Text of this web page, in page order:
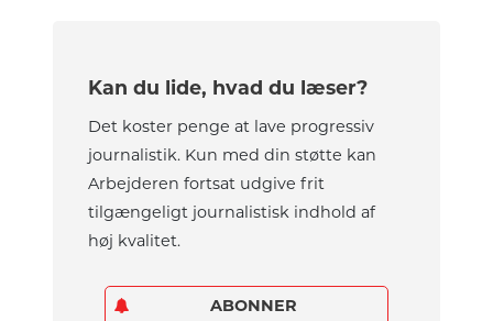
Kan du lide, hvad du læser?
Det koster penge at lave progressiv
journalistik. Kun med din støtte kan
Arbejderen fortsat udgive frit
tilgængeligt journalistisk indhold af
høj kvalitet.
ABONNER